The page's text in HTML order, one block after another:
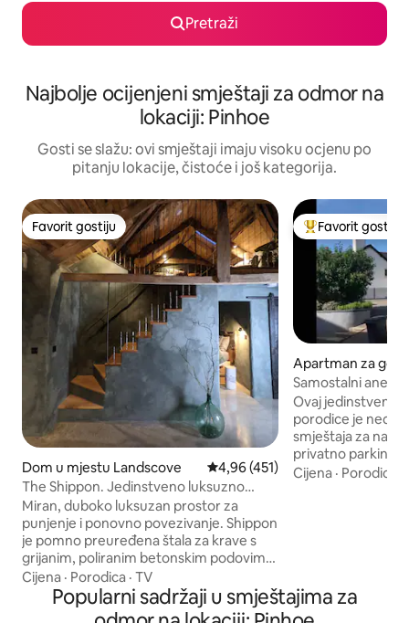
Pretraži
Najbolje ocijenjeni smještaji za odmor na
lokaciji: Pinhoe
Gosti se slažu: ovi smještaji imaju visoku ocjenu po
pitanju lokacije, čistoće i još kategorija.
Favorit gostiju
Favorit gostiju
Dom u mjestu Landscove Prosječna ocjena: 4,96 od 5,
4,96 (451)
The Shippon. Jedinstveno luksuzno
utočište u južnom Devonu.
Miran, duboko luksuzan prostor za
punjenje i ponovno povezivanje. Shippon
je pomno preuređena štala za krave s
grijanim, poliranim betonskim podovima,
blago zakrivljenim dubokim zelenim
zidovima, ručno izrađenom kuhinjom,
toplo osvijetljenim kutcima za čitanje i
Cijena · Porodica · TV
Glavni favorit
Favorit gostiju
Apartman za
u Pinhoe
Samostalni
prostor+parking
Ovaj jedinstveni
porodice je
smještaja za
privatno parking
na katu ima 2
TV+DVD player.
kabina. Vanjska
Cijena · Porodica
Popularni sadržaji u smještajima za